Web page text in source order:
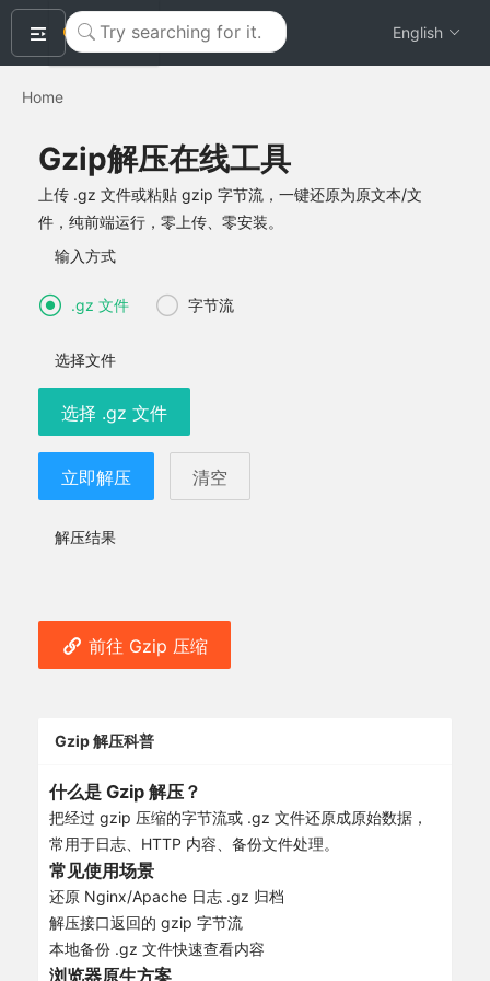
okeyTool English
Home
Gzip解压在线工具
上传 .gz 文件或粘贴 gzip 字节流，一键还原为原文本/文
件，纯前端运行，零上传、零安装。
输入方式
.gz 文件 字节流
选择文件
选择 .gz 文件
立即解压 清空
解压结果
前往 Gzip 压缩
Gzip 解压科普
什么是 Gzip 解压？
把经过 gzip 压缩的字节流或 .gz 文件还原成原始数据，
常用于日志、HTTP 内容、备份文件处理。
常见使用场景
还原 Nginx/Apache 日志 .gz 归档
解压接口返回的 gzip 字节流
本地备份 .gz 文件快速查看内容
浏览器原生方案